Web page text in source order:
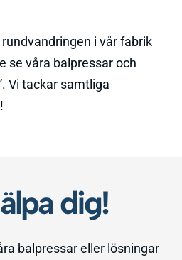
i vår fabrik
se våra balpressar och
Vi tackar samtliga
dig!
balpressar eller lösningar